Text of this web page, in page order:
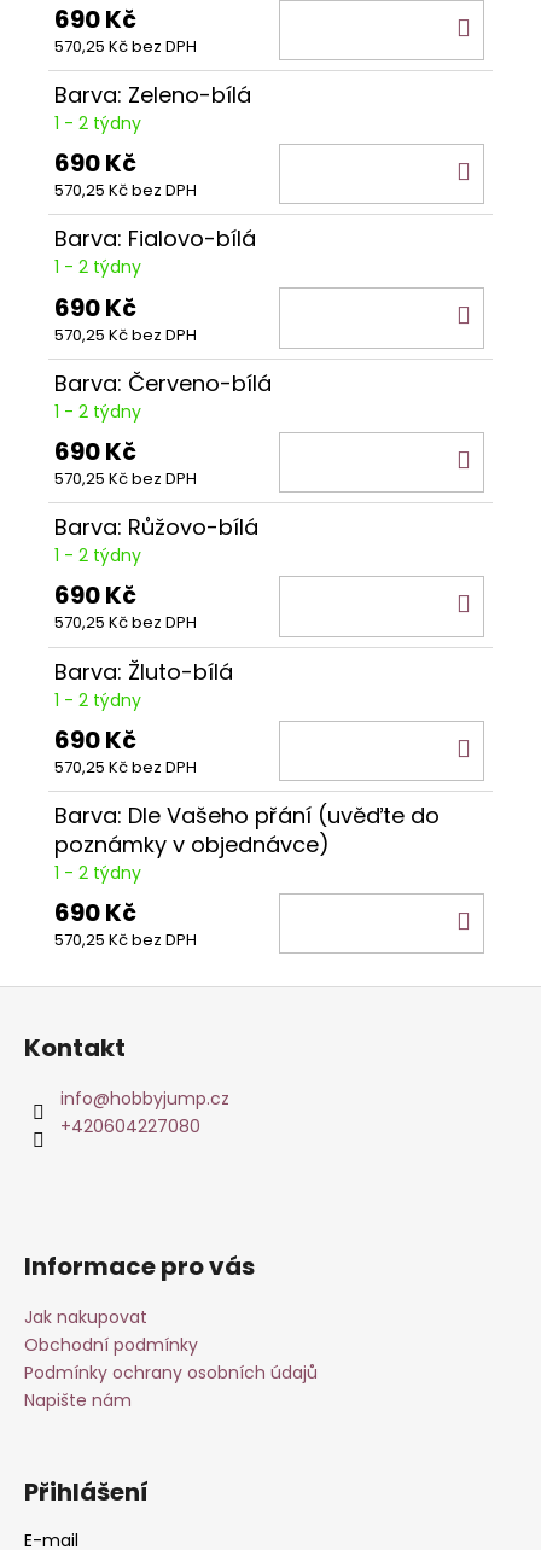
690 Kč
570,25 Kč bez DPH
Barva: Zeleno-bílá
1 - 2 týdny
690 Kč
570,25 Kč bez DPH
Barva: Fialovo-bílá
1 - 2 týdny
690 Kč
570,25 Kč bez DPH
Barva: Červeno-bílá
1 - 2 týdny
690 Kč
570,25 Kč bez DPH
Barva: Růžovo-bílá
1 - 2 týdny
690 Kč
570,25 Kč bez DPH
Barva: Žluto-bílá
1 - 2 týdny
690 Kč
570,25 Kč bez DPH
Barva: Dle Vašeho přání (uvěďte do
poznámky v objednávce)
1 - 2 týdny
690 Kč
570,25 Kč bez DPH
Kontakt
info@hobbyjump.cz
+420604227080
Informace pro vás
Jak nakupovat
Obchodní podmínky
Podmínky ochrany osobních údajů
Napište nám
Přihlášení
E-mail